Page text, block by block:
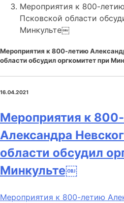
Мероприятия к 800-
Псковской области
Минкульте￼
Мероприятия к 800-летию
области обсудил оргкомитет при
16.04.2021
Мероприятия к
Александра
области обсудил
Минкульте￼
Мероприятия к 800-летию